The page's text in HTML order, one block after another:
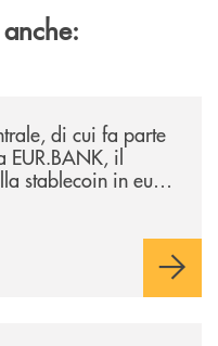
di cui fa parte
EUR.BANK, il
stablecoin in euro